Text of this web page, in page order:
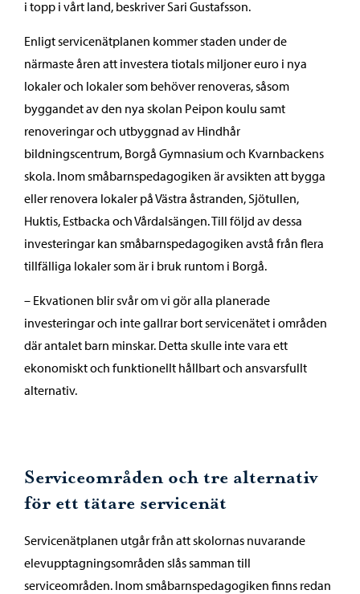
i topp i vårt land, beskriver Sari Gustafsson.
Enligt servicenätplanen kommer staden under de
närmaste åren att investera tiotals miljoner euro i nya
lokaler och lokaler som behöver renoveras, såsom
byggandet av den nya skolan Peipon koulu samt
renoveringar och utbyggnad av Hindhår
bildningscentrum, Borgå Gymnasium och Kvarnbackens
skola. Inom småbarnspedagogiken är avsikten att bygga
eller renovera lokaler på Västra åstranden, Sjötullen,
Huktis, Estbacka och Vårdalsängen. Till följd av dessa
investeringar kan småbarnspedagogiken avstå från flera
tillfälliga lokaler som är i bruk runtom i Borgå.
– Ekvationen blir svår om vi gör alla planerade
investeringar och inte gallrar bort servicenätet i områden
där antalet barn minskar. Detta skulle inte vara ett
ekonomiskt och funktionellt hållbart och ansvarsfullt
alternativ.
Serviceområden och tre alternativ
för ett tätare servicenät
Servicenätplanen utgår från att skolornas nuvarande
elevupptagningsområden slås samman till
serviceområden. Inom småbarnspedagogiken finns redan